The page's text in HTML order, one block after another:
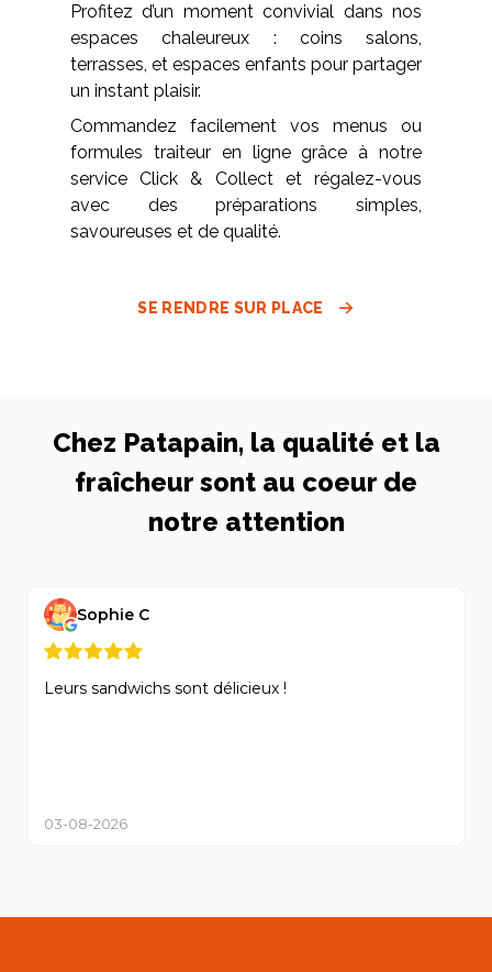
Profitez d’un moment convivial dans nos
espaces chaleureux : coins salons,
terrasses, et espaces enfants pour partager
un instant plaisir.
Commandez facilement vos menus ou
formules traiteur en ligne grâce à notre
service Click & Collect et régalez-vous
avec des préparations simples,
savoureuses et de qualité.
SE RENDRE SUR PLACE
Chez Patapain, la qualité et la
fraîcheur sont au coeur de
notre attention
Sophie C
Leurs sandwichs sont délicieux !
03-08-2026